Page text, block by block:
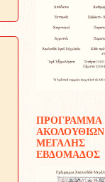
ΠΡΟΓΡΑΜΜΑ
ΑΚΟΛΟΥΘΙΩΝ
ΜΕΓΑΛΗΣ
ΕΒΔΟΜΑΔΟΣ